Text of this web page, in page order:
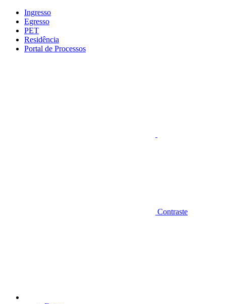
Conteúdo principal
Ingresso
Egresso
PET
Residência
Portal de Processos
Contraste